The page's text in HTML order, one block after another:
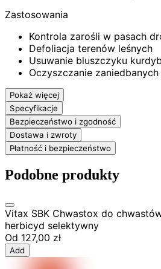
Zastosowania
Kontrola zarośli w pasach
Defoliacja terenów leśnych
Usuwanie bluszczyku
Oczyszczanie
Pokaż więcej
Specyfikacje
Bezpieczeństwo i zgodność
Dostawa i zwroty
Płatność i bezpieczeństwo
Podobne produkty
Vitax SBK Chwastox do
herbicyd selektywny
Od 127,00 zł
Add